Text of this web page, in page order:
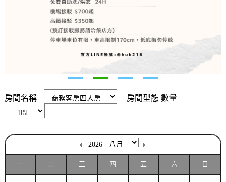
房間名稱 房間型態 數量
一 二 三 四 五 六 日